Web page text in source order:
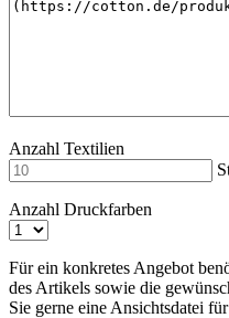
Anzahl Textilien
Anzahl Druckfarben
Für ein konkretes Angebot
des Artikels sowie die
Sie gerne eine Ansichtsdatei